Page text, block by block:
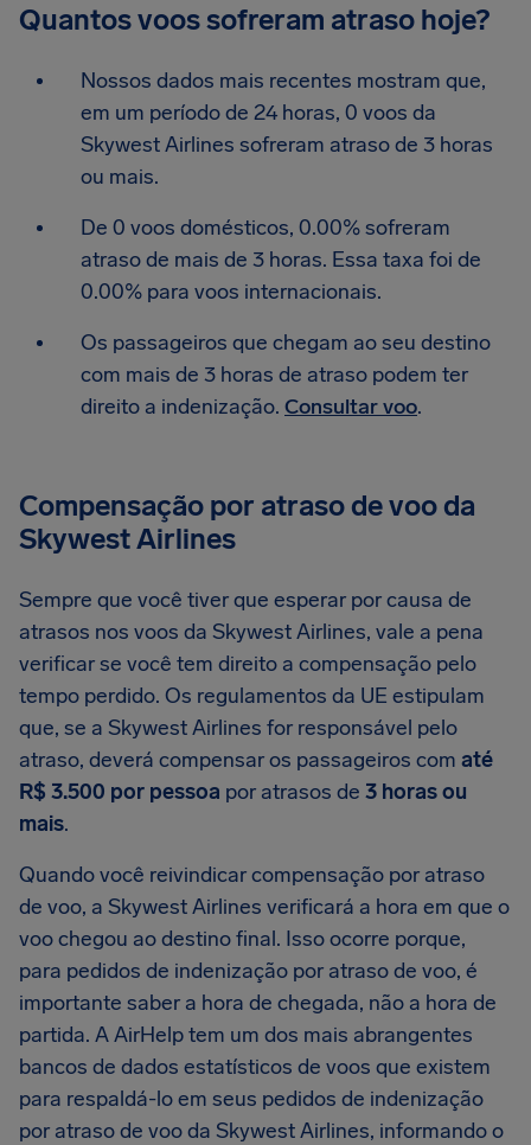
Quantos voos sofreram atraso hoje?
Nossos dados mais recentes mostram que,
em um período de 24 horas, 0 voos da
Skywest Airlines sofreram atraso de 3 horas
ou mais.
De 0 voos domésticos, 0.00% sofreram
atraso de mais de 3 horas. Essa taxa foi de
0.00% para voos internacionais.
Os passageiros que chegam ao seu destino
com mais de 3 horas de atraso podem ter
direito a indenização. Consultar voo.
Compensação por atraso de voo da
Skywest Airlines
Sempre que você tiver que esperar por causa de
atrasos nos voos da Skywest Airlines, vale a pena
verificar se você tem direito a compensação pelo
tempo perdido. Os regulamentos da UE estipulam
que, se a Skywest Airlines for responsável pelo
atraso, deverá compensar os passageiros com até
R$ 3.500 por pessoa por atrasos de 3 horas ou
mais.
Quando você reivindicar compensação por atraso
de voo, a Skywest Airlines verificará a hora em que o
voo chegou ao destino final. Isso ocorre porque,
para pedidos de indenização por atraso de voo, é
importante saber a hora de chegada, não a hora de
partida. A AirHelp tem um dos mais abrangentes
bancos de dados estatísticos de voos que existem
para respaldá-lo em seus pedidos de indenização
por atraso de voo da Skywest Airlines, informando o